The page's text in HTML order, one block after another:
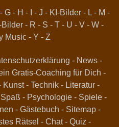
- G- H -I - J - KI-Bilder- L- M -
Bilder - R - S - T - U - V - W -
Music - Y - Z
- News-
Gratis-Coaching für Dich -
Kunst- Technik- Literatur-
Spaß - Psychologie- Spiele-
- Gästebuch - Sitemap-
Rätsel - Chat- Quiz -